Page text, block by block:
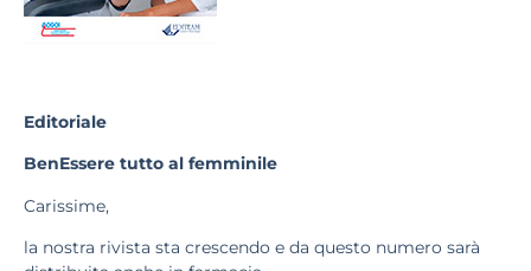
Editoriale
BenEssere tutto al femminile
Carissime,
la nostra rivista sta crescendo e da questo numero sarà